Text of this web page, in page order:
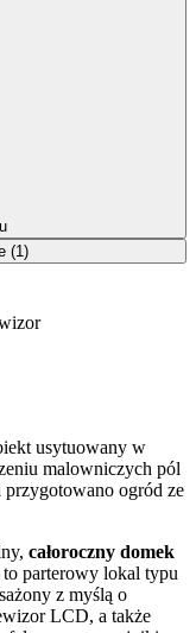
usytuowany w
malowniczych pól
przygotowano ogród ze
całoroczny domek
to parterowy lokal typu
z myślą o
LCD, a także
(1)